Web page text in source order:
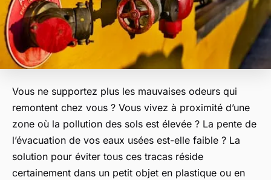
Vous ne supportez plus les mauvaises odeurs qui
remontent chez vous ? Vous vivez à proximité d’une
zone où la pollution des sols est élevée ? La pente de
l’évacuation de vos eaux usées est-elle faible ? La
solution pour éviter tous ces tracas réside
certainement dans un petit objet en plastique ou en